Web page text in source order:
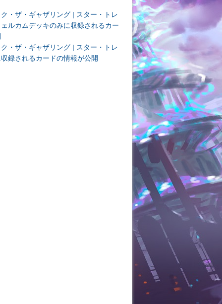
・ザ・ギャザリング | スター・トレ
ルカムデッキのみに収録されるカー
・ザ・ギャザリング | スター・トレ
録されるカードの情報が公開